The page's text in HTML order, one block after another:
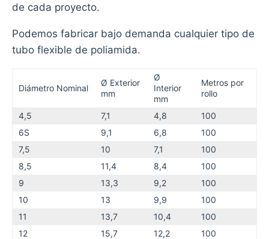
de cada proyecto.
Podemos fabricar bajo demanda cualquier tipo de
tubo flexible de poliamida.
Diámetro Nominal
Ø Exterior
mm
Ø
Interior
mm
Metros por
rollo
4,5 7,1 4,8
100
6S
9,1 6,8
100
7,5
10 7,1
100
8,5
11,4 8,4
100
9
13,3 9,2
100
10
13 9,9
100
11
13,7 10,4
100
12
15,7 12,2
100